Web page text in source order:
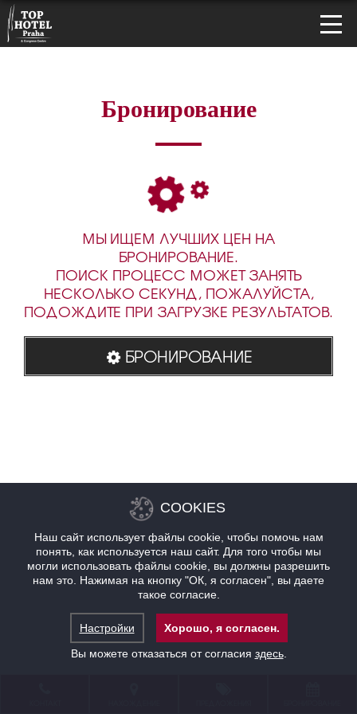
Бронирование
МЫ ИЩЕМ ЛУЧШИХ ЦЕН НА
БРОНИРОВАНИЕ.
ПОИСК ПРОЦЕСС МОЖЕТ ЗАНЯТЬ
НЕСКОЛЬКО СЕКУНД, ПОЖАЛУЙСТА,
ПОДОЖДИТЕ ПРИ ЗАГРУЗКЕ РЕЗУЛЬТАТОВ.
БРОНИРОВАНИЕ
COOKIES
Наш сайт использует файлы cookie, чтобы помочь нам
понять, как используется наш сайт. Для того чтобы мы
могли использовать файлы cookie, вы должны разрешить
нам это. Нажимая на кнопку "ОК, я согласен", вы даете
такое согласие.
Настройки
Хорошо, я согласен.
Вы можете отказаться от согласия здесь.